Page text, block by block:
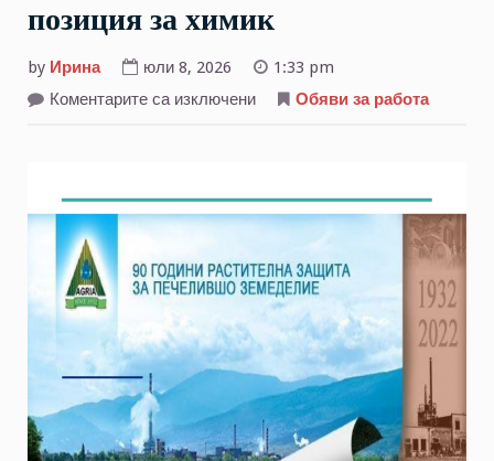
позиция за химик
by Ирина юли 8, 2026
1:33 pm
Коментарите са изключениза
химик
Обяви за работа